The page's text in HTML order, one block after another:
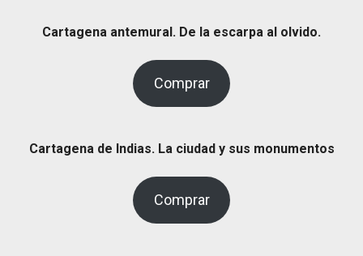
Cartagena antemural. De la escarpa al olvido.
Comprar
Cartagena de Indias. La ciudad y sus monumentos
Comprar